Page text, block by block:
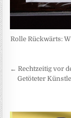
Rolle Rückwärts:
← Rechtzeitig vor
Getöteter